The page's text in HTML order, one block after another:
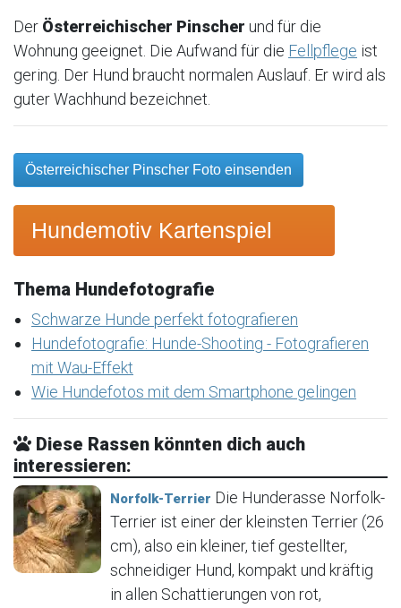
Der Österreichischer Pinscher und für die
Wohnung geeignet. Die Aufwand für die Fellpflege ist
gering. Der Hund braucht normalen Auslauf. Er wird als
guter Wachhund bezeichnet.
Österreichischer Pinscher Foto einsenden
Hundemotiv Kartenspiel
Thema Hundefotografie
Schwarze Hunde perfekt fotografieren
Hundefotografie: Hunde-Shooting - Fotografieren
mit Wau-Effekt
Wie Hundefotos mit dem Smartphone gelingen
Diese Rassen könnten dich auch
interessieren:
Norfolk-Terrier Die Hunderasse Norfolk-
Terrier ist einer der kleinsten Terrier (26
cm), also ein kleiner, tief gestellter,
schneidiger Hund, kompakt und kräftig
in allen Schattierungen von rot,